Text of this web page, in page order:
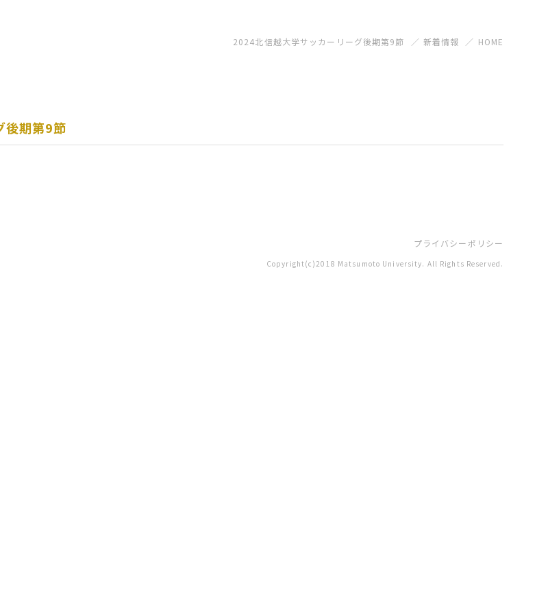
2024北信越大学サッカーリーグ後期第9節 新着情報 HOME
後期第9節
プライバシーポリシー
Copyright(c)2018 Matsumoto University. All Rights Reserved.